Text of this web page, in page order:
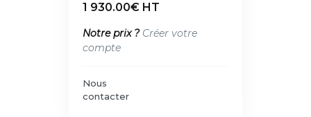
1 930.00€ HT
Notre prix ? Créer votre
compte
Nous
contacter